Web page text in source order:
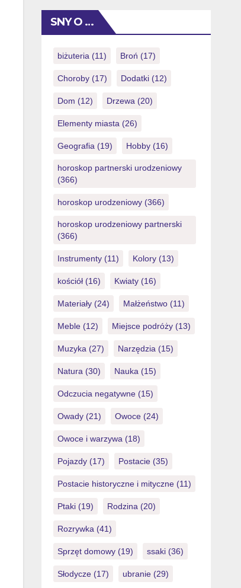
systems, and […]
advantage, cleaning it optimally,
withdrawing, and continual – is not
account flagged at most casinos in the
new compare […]
SNY O …
biżuteria(11) Broń (17)
Choroby(17) Dodatki(12)
Dom (12) Drzewa(20)
Elementy miasta(26)
Geografia(19) Hobby(16)
horoskop partnerski urodzeniowy
(366)
horoskop urodzeniowy(366)
horoskop urodzeniowy partnerski
(366)
Instrumenty(11) Kolory(13)
kościół(16) Kwiaty(16)
Materiały(24) Małżeństwo(11)
Meble(12) Miejsce podróży(13)
Muzyka(27) Narzędzia(15)
Natura(30) Nauka(15)
Odczucia negatywne(15)
Owady(21) Owoce(24)
Owoce i warzywa(18)
Pojazdy(17) Postacie(35)
Postacie historyczne i mityczne(11)
Ptaki(19) Rodzina(20)
Rozrywka(41)
Sprzęt domowy(19) ssaki(36)
Słodycze(17) ubranie(29)